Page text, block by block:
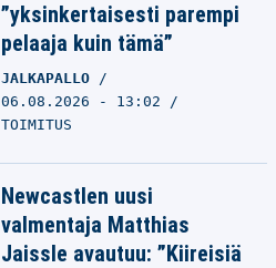
”yksinkertaisesti parempi
pelaaja kuin tämä”
JALKAPALLO
06.08.2026 - 13:02
TOIMITUS
Newcastlen uusi
valmentaja Matthias
Jaissle avautuu: ”Kiireisiä